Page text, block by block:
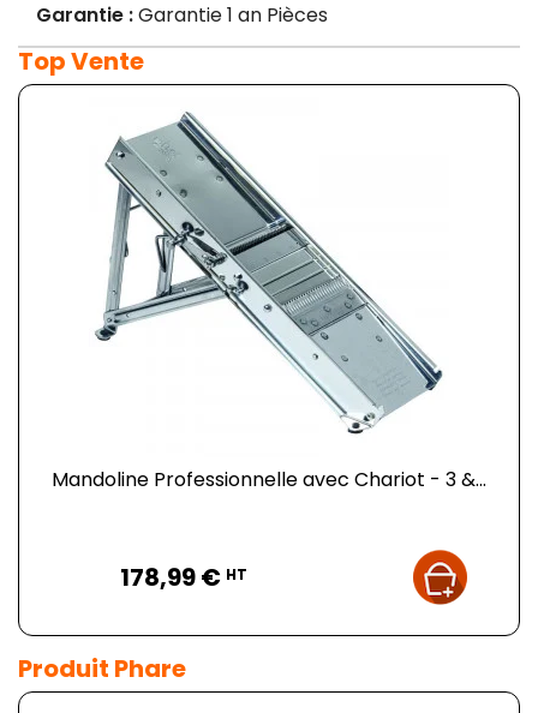
Garantie :Garantie 1 an Pièces
Top Vente
Mandoline Professionnelle avec Chariot - 3 &...
178,99 € HT
Produit Phare